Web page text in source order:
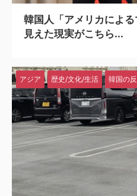
韓国人「アメリカによ
見えた現実がこちら...
アジア 歴史/文化/生活 韓国の